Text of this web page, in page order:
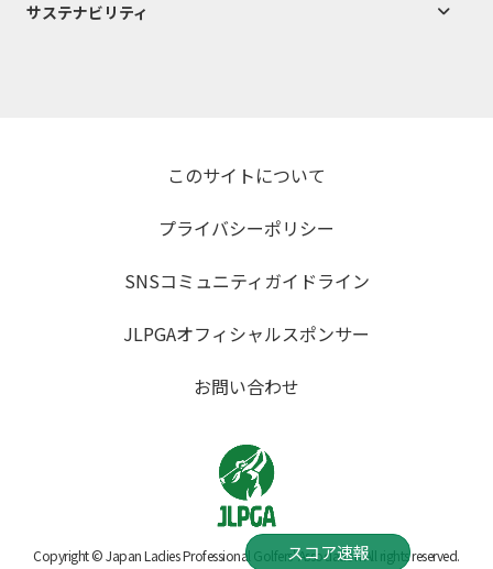
サステナビリティ
このサイトについて
プライバシーポリシー
SNSコミュニティガイドライン
JLPGAオフィシャルスポンサー
お問い合わせ
Copyright © Japan Ladies Professional Golfers' Association All rights reserved.
スコア速報